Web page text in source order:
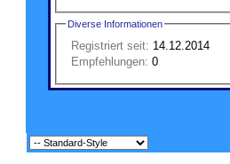
Diverse Informationen
Registriert seit: 14.12.2014
Empfehlungen: 0